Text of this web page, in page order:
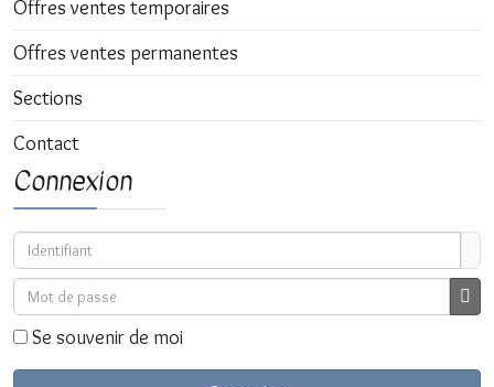
Offres ventes temporaires
Offres ventes permanentes
Sections
Contact
Connexion
Identifiant
Mot de passe
Se souvenir de moi